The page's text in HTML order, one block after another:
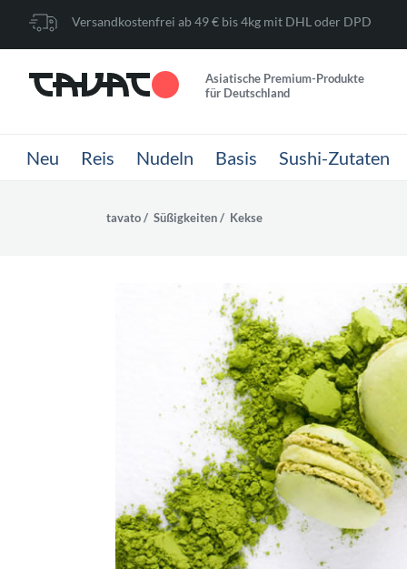
Versandkostenfrei ab 49 € bis 4kg mit DHL oder DPD
Asiatische Premium-Produkte
für Deutschland
Neu Reis Nudeln Basis Sushi-Zutaten
tavato Süßigkeiten Kekse